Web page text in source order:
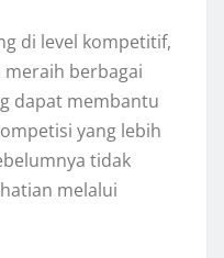
di level kompetitif,
berbagai
dapat membantu
yang lebih
tidak
melalui